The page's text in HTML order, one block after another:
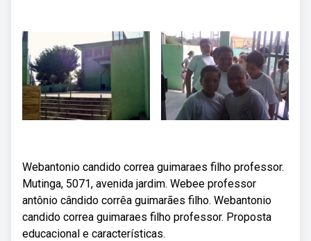
Webantonio candido correa guimaraes filho professor.
Mutinga, 5071, avenida jardim. Webee professor
antônio cândido corrêa guimarães filho. Webantonio
candido correa guimaraes filho professor. Proposta
educacional e características.